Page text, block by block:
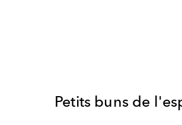
Petits buns de